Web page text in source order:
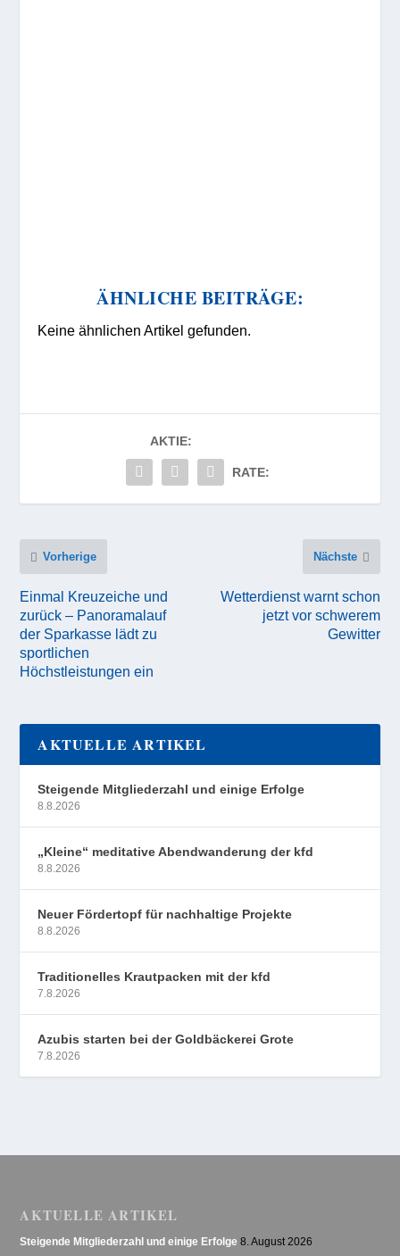
ÄHNLICHE BEITRÄGE:
Keine ähnlichen Artikel gefunden.
AKTIE:
RATE:
Vorherige
Einmal Kreuzeiche und
zurück – Panoramalauf
der Sparkasse lädt zu
sportlichen
Höchstleistungen ein
Nächste
Wetterdienst warnt schon
jetzt vor schwerem
Gewitter
AKTUELLE ARTIKEL
Steigende Mitgliederzahl und einige Erfolge
8.8.2026
„Kleine“ meditative Abendwanderung der kfd
8.8.2026
Neuer Fördertopf für nachhaltige Projekte
8.8.2026
Traditionelles Krautpacken mit der kfd
7.8.2026
Azubis starten bei der Goldbäckerei Grote
7.8.2026
AKTUELLE ARTIKEL
Steigende Mitgliederzahl und einige Erfolge 8. August 2026